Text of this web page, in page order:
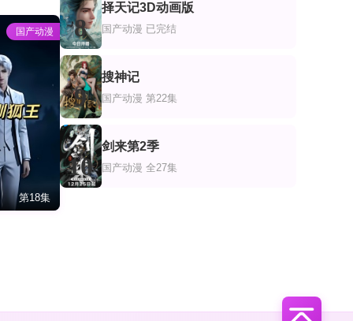
国产动漫
第18集
8
择天记3D动画版
国产动漫 已完结
9
搜神记
国产动漫 第22集
10
剑来第2季
国产动漫 全27集